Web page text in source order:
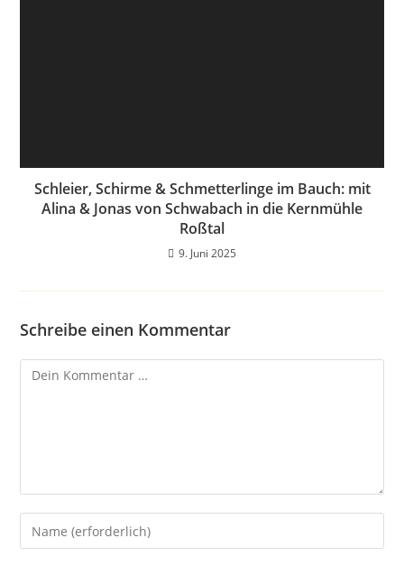
Schleier, Schirme & Schmetterlinge im Bauch: mit
Alina & Jonas von Schwabach in die Kernmühle
Roßtal
9. Juni 2025
Schreibe einen Kommentar
Kommentar
Gib
deinen